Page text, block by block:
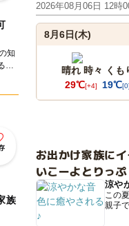
知
お
然
族
2026年08月06日 12時
8月6日(木)
晴れ 時々 くも
29℃[+4] 19℃[0]
お出かけ家族に
いこーよとりっ
涼や
この
親子